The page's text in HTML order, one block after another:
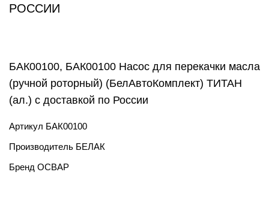
РОССИИ
БАК00100, БАК00100 Насос для перекачки масла
(ручной роторный) (БелАвтоКомплект) ТИТАН
(ал.) с доставкой по России
Артикул БАК00100
Производитель БЕЛАК
Бренд ОСВАР